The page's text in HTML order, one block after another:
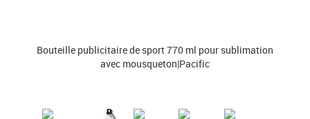
Bouteille publicitaire de sport 770 ml pour sublimation
avec mousqueton|Pacific